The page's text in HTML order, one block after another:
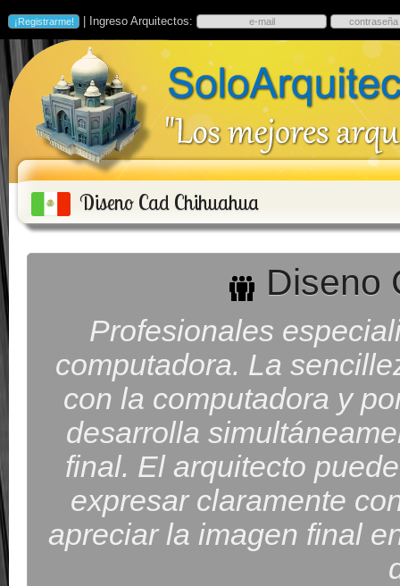
| Ingreso Arquitectos:
Diseno Cad Chihuahua
Diseno
Profesionales
computadora. La
con la computadora y
desarrolla
final. El arquitecto
expresar claramente
apreciar la imagen final